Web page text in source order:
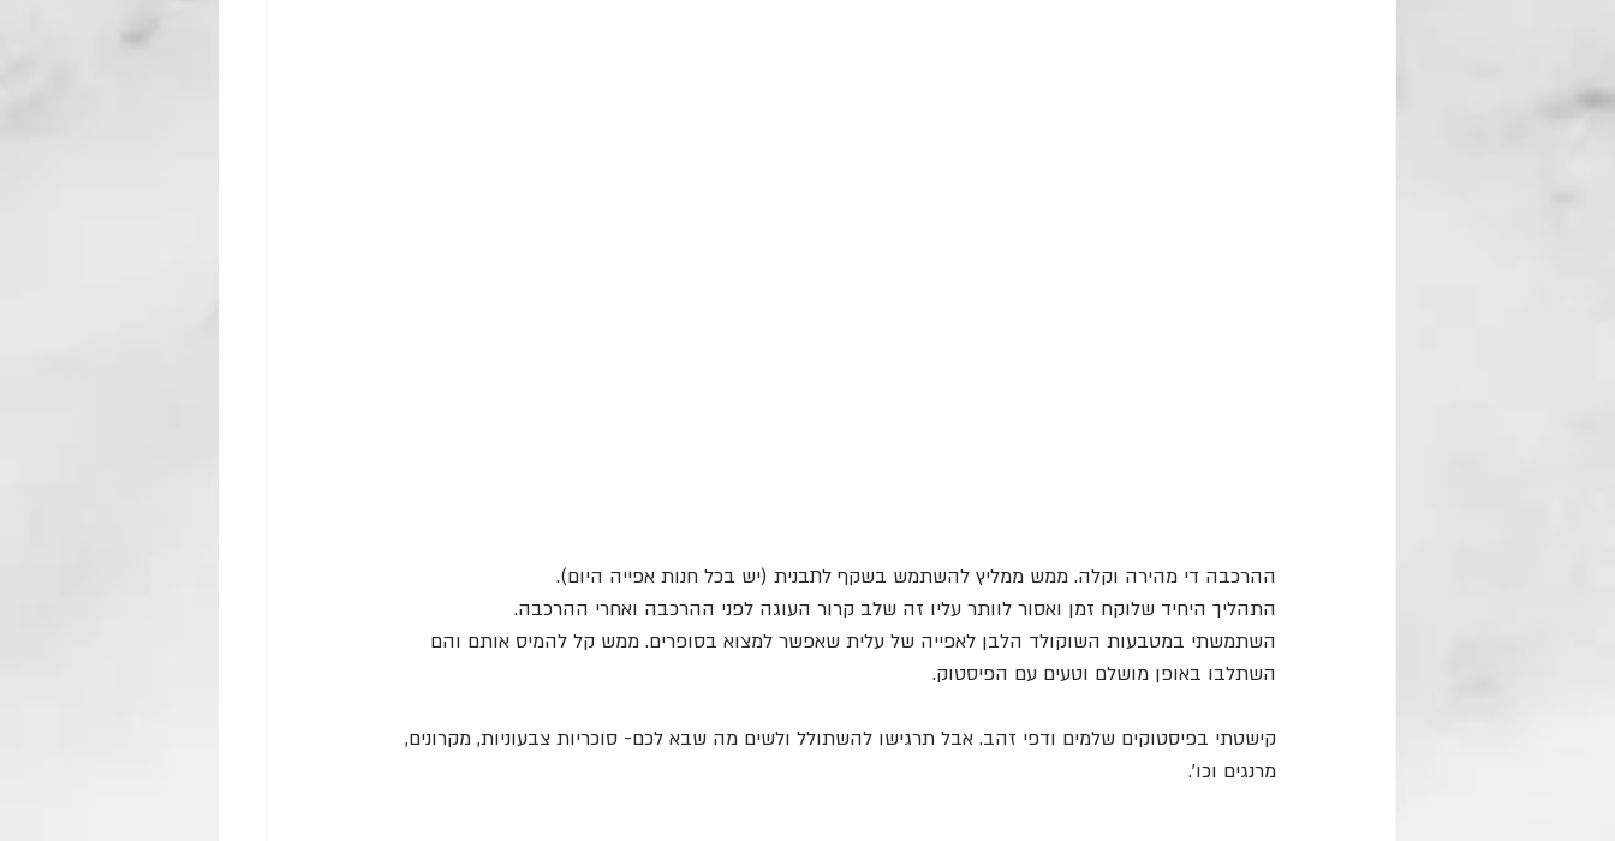
ההרכבה די מהירה וקלה. ממש ממליץ להשתמש בשקף לתבנית (יש בכל חנות אפייה היום).
התהליך היחיד שלוקח זמן ואסור לוותר עליו זה שלב קרור העוגה לפני ההרכבה ואחרי ההרכבה.
השתמשתי במטבעות השוקולד הלבן לאפייה של עלית שאפשר למצוא בסופרים. ממש קל להמיס אותם והם
השתלבו באופן מושלם וטעים עם הפיסטוק.
קישטתי בפיסטוקים שלמים ודפי זהב. אבל תרגישו להשתולל ולשים מה שבא לכם- סוכריות צבעוניות, מקרונים,
מרנגים וכו׳.